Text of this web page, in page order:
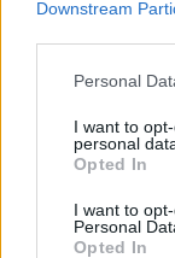
Downstream
Personal
I want to
personal
Opted In
I want to
Personal
Opted In